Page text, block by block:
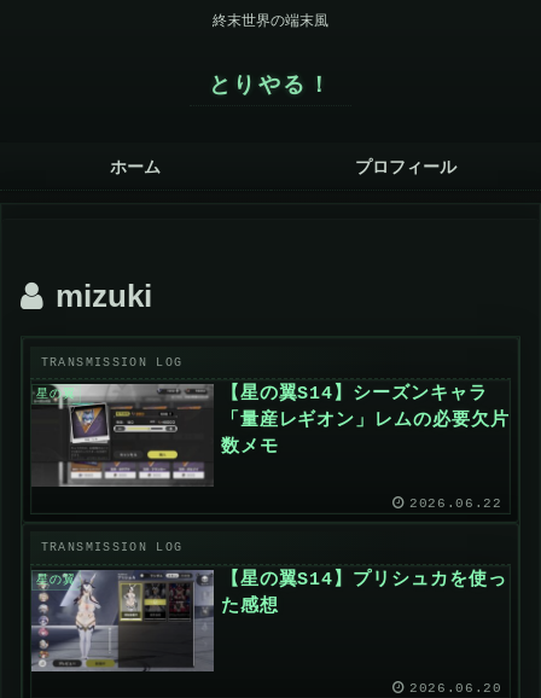
終末世界の端末風
とりやる！
ホーム プロフィール
mizuki
星の翼
【星の翼S14】シーズンキャラ
「量産レギオン」レムの必要欠片
数メモ
2026.06.22
星の翼
【星の翼S14】プリシュカを使っ
た感想
2026.06.20